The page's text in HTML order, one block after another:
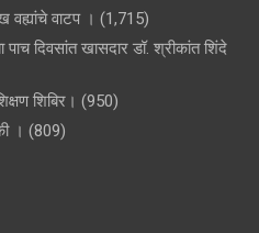
वह्यांचे वाटप । (1,715)
दिवसांत खासदार डॉ. श्रीकांत शिंदे
शिबिर। (950)
। (809)